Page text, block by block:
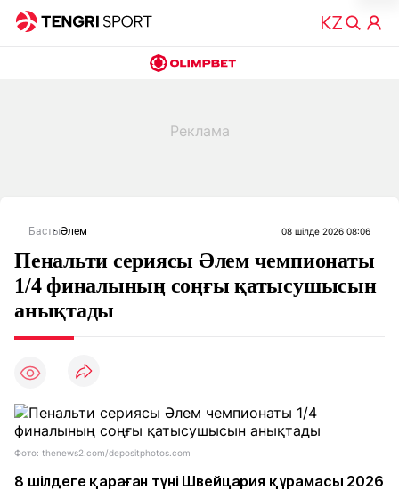
БастыӘлем 08 шілде 2026 08:06
Пенальти сериясы Әлем чемпионаты
1/4 финалының соңғы қатысушысын
анықтады
Фото: thenews2.com/depositphotos.com
8 шілдеге қараған түні Швейцария құрамасы 2026